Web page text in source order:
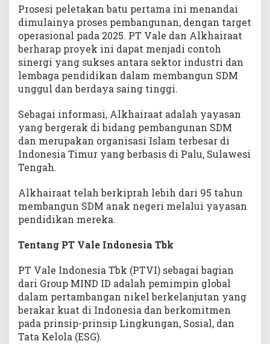
Prosesi peletakan batu pertama ini menandai
dimulainya proses pembangunan, dengan target
operasional pada 2025. PT Vale dan Alkhairaat
berharap proyek ini dapat menjadi contoh
sinergi yang sukses antara sektor industri dan
lembaga pendidikan dalam membangun SDM
unggul dan berdaya saing tinggi.
Sebagai informasi, Alkhairaat adalah yayasan
yang bergerak di bidang pembangunan SDM
dan merupakan organisasi Islam terbesar di
Indonesia Timur yang berbasis di Palu, Sulawesi
Tengah.
Alkhairaat telah berkiprah lebih dari 95 tahun
membangun SDM anak negeri melalui yayasan
pendidikan mereka.
Tentang PT Vale Indonesia Tbk
PT Vale Indonesia Tbk (PTVI) sebagai bagian
dari Group MIND ID adalah pemimpin global
dalam pertambangan nikel berkelanjutan yang
berakar kuat di Indonesia dan berkomitmen
pada prinsip-prinsip Lingkungan, Sosial, dan
Tata Kelola (ESG).